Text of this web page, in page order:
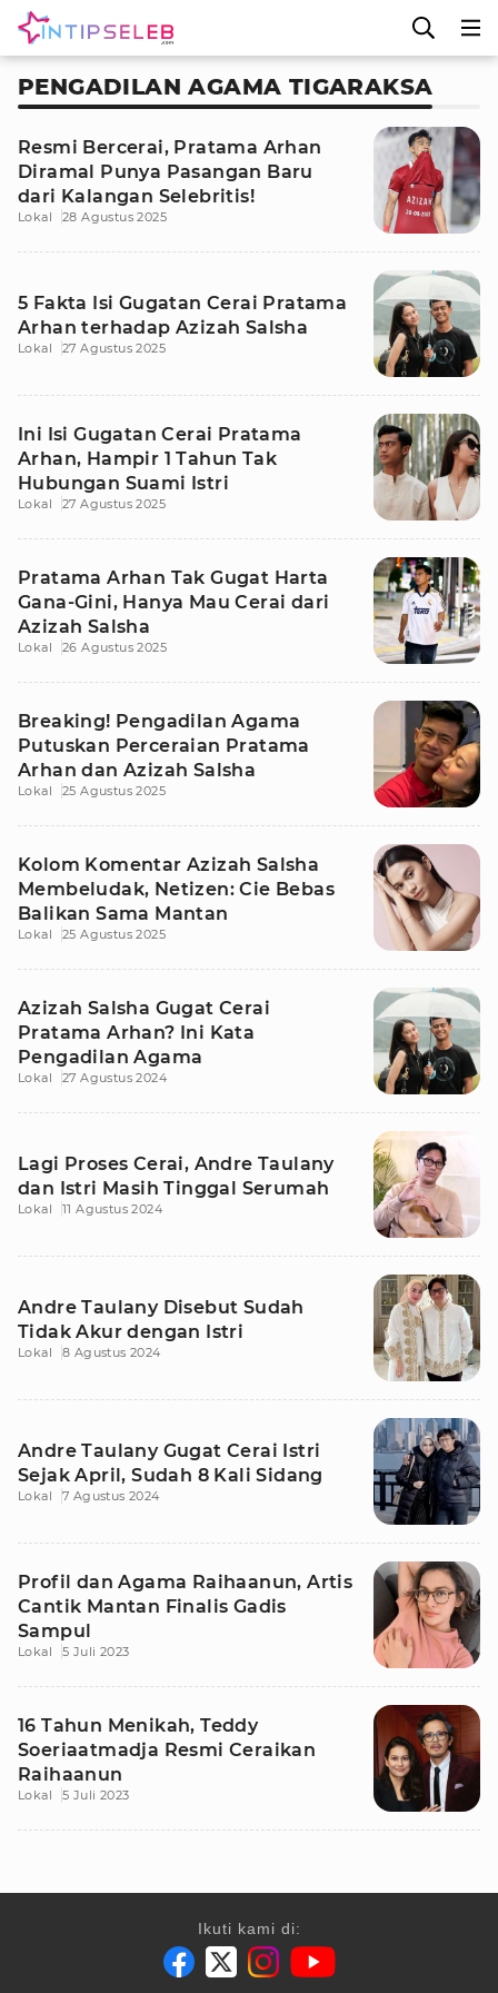
PENGADILAN AGAMA TIGARAKSA
Resmi Bercerai, Pratama Arhan
Diramal Punya Pasangan Baru
dari Kalangan Selebritis!
Lokal 28 Agustus 2025
5 Fakta Isi Gugatan Cerai Pratama
Arhan terhadap Azizah Salsha
Lokal 27 Agustus 2025
Ini Isi Gugatan Cerai Pratama
Arhan, Hampir 1 Tahun Tak
Hubungan Suami Istri
Lokal 27 Agustus 2025
Pratama Arhan Tak Gugat Harta
Gana-Gini, Hanya Mau Cerai dari
Azizah Salsha
Lokal 26 Agustus 2025
Breaking! Pengadilan Agama
Putuskan Perceraian Pratama
Arhan dan Azizah Salsha
Lokal 25 Agustus 2025
Kolom Komentar Azizah Salsha
Membeludak, Netizen: Cie Bebas
Balikan Sama Mantan
Lokal 25 Agustus 2025
Azizah Salsha Gugat Cerai
Pratama Arhan? Ini Kata
Pengadilan Agama
Lokal 27 Agustus 2024
Lagi Proses Cerai, Andre Taulany
dan Istri Masih Tinggal Serumah
Lokal 11 Agustus 2024
Andre Taulany Disebut Sudah
Tidak Akur dengan Istri
Lokal 8 Agustus 2024
Andre Taulany Gugat Cerai Istri
Sejak April, Sudah 8 Kali Sidang
Lokal 7 Agustus 2024
Profil dan Agama Raihaanun, Artis
Cantik Mantan Finalis Gadis
Sampul
Lokal 5 Juli 2023
16 Tahun Menikah, Teddy
Soeriaatmadja Resmi Ceraikan
Raihaanun
Lokal 5 Juli 2023
Ikuti kami di: